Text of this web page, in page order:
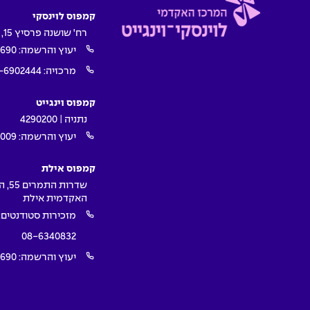
קמפוס לוינסקי
רח' שושנה פרסיץ 15, תל אביב
יעוץ והרשמה:
מרכזיה: 6902444
קמפוס וינגייט
נתניה | 4290200
יעוץ והרשמה:
קמפוס אילת
האקדמית אילת
מזכירות
08-6340832
יעוץ והרשמה: